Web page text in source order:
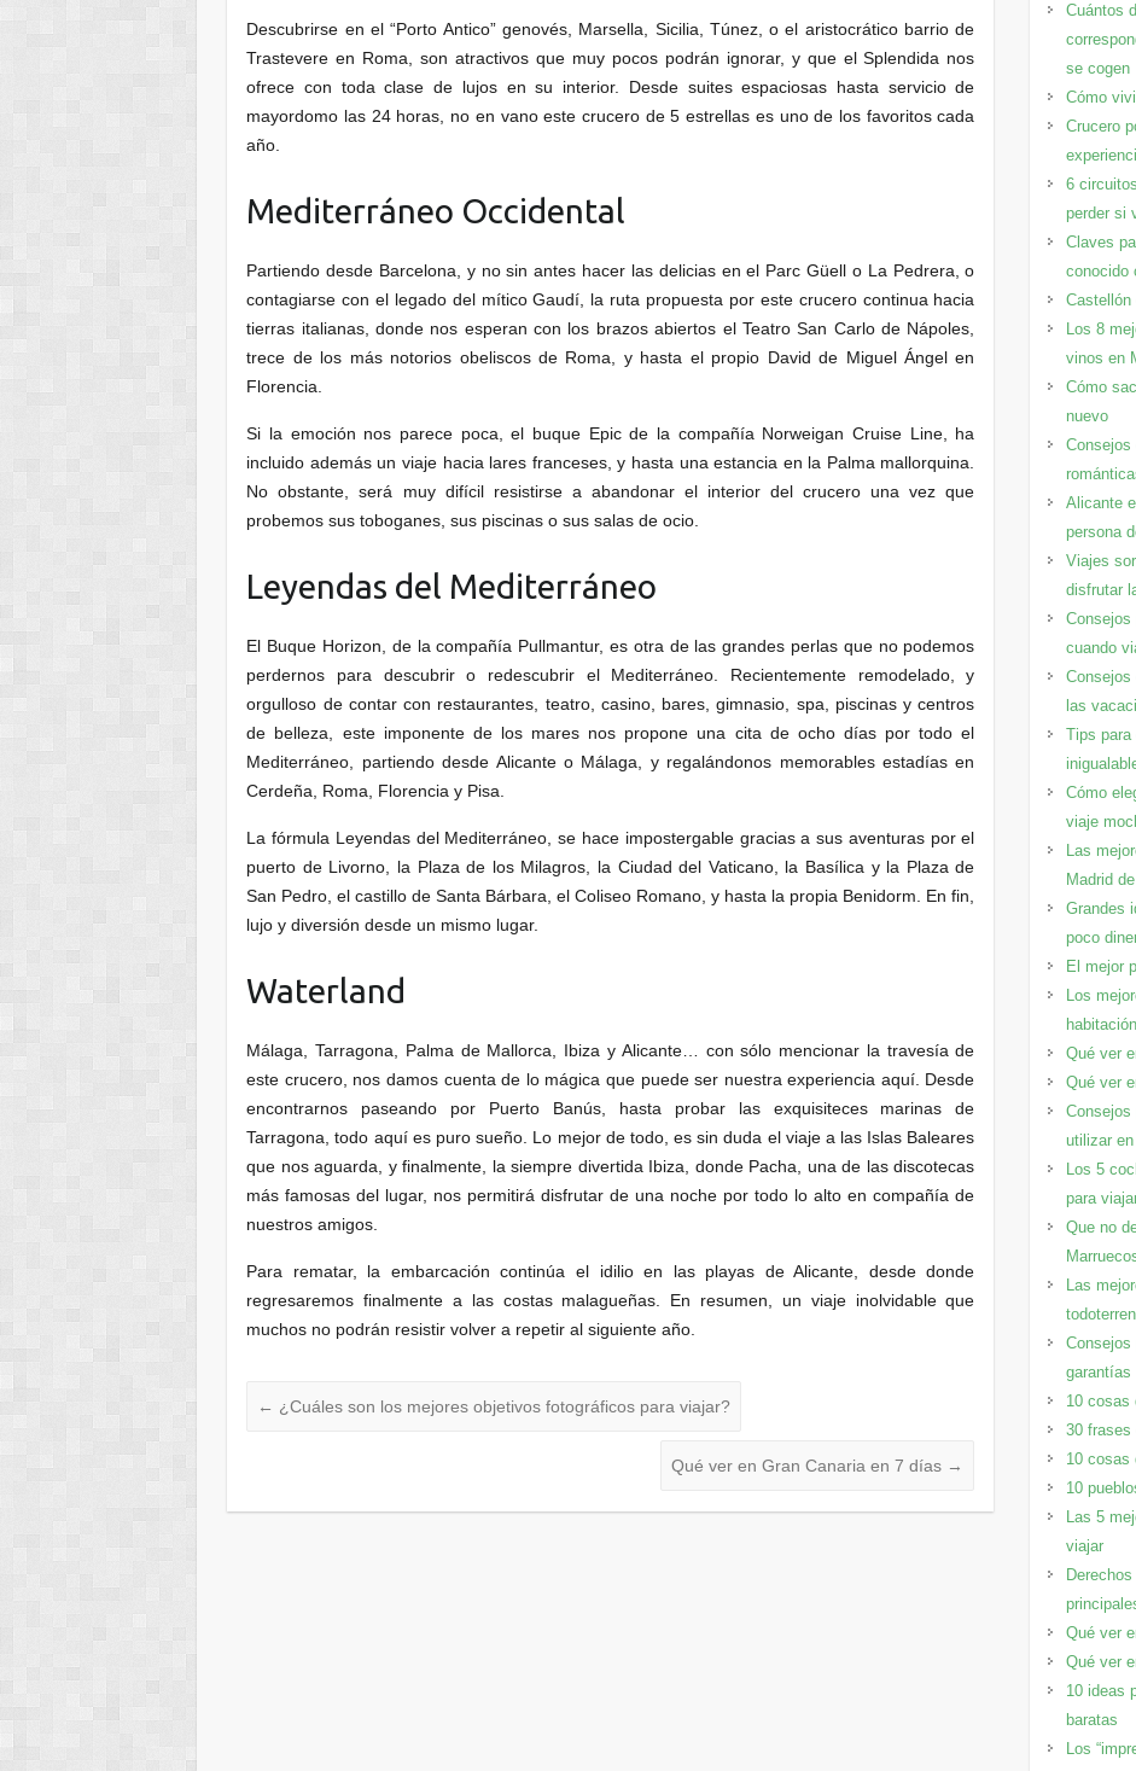
Descubrirse en el “Porto Antico” genovés, Marsella, Sicilia, Túnez, o el aristocrático barrio de
Trastevere en Roma, son atractivos que muy pocos podrán ignorar, y que el Splendida nos
ofrece con toda clase de lujos en su interior. Desde suites espaciosas hasta servicio de
mayordomo las 24 horas, no en vano este crucero de 5 estrellas es uno de los favoritos cada
año.
Mediterráneo Occidental
Partiendo desde Barcelona, y no sin antes hacer las delicias en el Parc Güell o La Pedrera, o
contagiarse con el legado del mítico Gaudí, la ruta propuesta por este crucero continua hacia
tierras italianas, donde nos esperan con los brazos abiertos el Teatro San Carlo de Nápoles,
trece de los más notorios obeliscos de Roma, y hasta el propio David de Miguel Ángel en
Florencia.
Si la emoción nos parece poca, el buque Epic de la compañía Norweigan Cruise Line, ha
incluido además un viaje hacia lares franceses, y hasta una estancia en la Palma mallorquina.
No obstante, será muy difícil resistirse a abandonar el interior del crucero una vez que
probemos sus toboganes, sus piscinas o sus salas de ocio.
Leyendas del Mediterráneo
El Buque Horizon, de la compañía Pullmantur, es otra de las grandes perlas que no podemos
perdernos para descubrir o redescubrir el Mediterráneo. Recientemente remodelado, y
orgulloso de contar con restaurantes, teatro, casino, bares, gimnasio, spa, piscinas y centros
de belleza, este imponente de los mares nos propone una cita de ocho días por todo el
Mediterráneo, partiendo desde Alicante o Málaga, y regalándonos memorables estadías en
Cerdeña, Roma, Florencia y Pisa.
La fórmula Leyendas del Mediterráneo, se hace impostergable gracias a sus aventuras por el
puerto de Livorno, la Plaza de los Milagros, la Ciudad del Vaticano, la Basílica y la Plaza de
San Pedro, el castillo de Santa Bárbara, el Coliseo Romano, y hasta la propia Benidorm. En fin,
lujo y diversión desde un mismo lugar.
Waterland
Málaga, Tarragona, Palma de Mallorca, Ibiza y Alicante… con sólo mencionar la travesía de
este crucero, nos damos cuenta de lo mágica que puede ser nuestra experiencia aquí. Desde
encontrarnos paseando por Puerto Banús, hasta probar las exquisiteces marinas de
Tarragona, todo aquí es puro sueño. Lo mejor de todo, es sin duda el viaje a las Islas Baleares
que nos aguarda, y finalmente, la siempre divertida Ibiza, donde Pacha, una de las discotecas
más famosas del lugar, nos permitirá disfrutar de una noche por todo lo alto en compañía de
nuestros amigos.
Para rematar, la embarcación continúa el idilio en las playas de Alicante, desde donde
regresaremos finalmente a las costas malagueñas. En resumen, un viaje inolvidable que
muchos no podrán resistir volver a repetir al siguiente año.
← ¿Cuáles son los mejores objetivos fotográficos para viajar?
Qué ver en Gran Canaria en 7 días →
Cuántos
se cogen
Cómo
Crucero
6
perder si
Claves
conocido
Castellón
Los 8
vinos en
Cómo
nuevo
Consejos
Alicante
persona
Viajes
disfrutar
Consejos
cuando
Consejos
las
Tips para
Cómo
viaje
Las
Madrid
Grandes
poco
El mejor
Los
Qué ver
Qué ver
Consejos
utilizar
Los 5
para
Que no
Las
Consejos
garantías
10 cosas
30 frases
10 cosas
10
Las 5
viajar
Qué ver
Qué ver
10 ideas
baratas
Los